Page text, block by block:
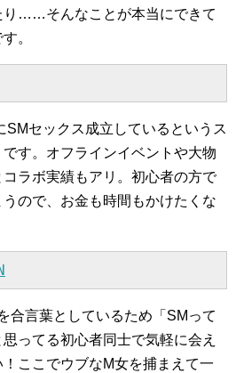
り……そんなことが本当にできて
。
SMセックス成立しているというス
す。オフラインイベントや大物
ラボ実績もアリ。初心者の方で
ので、お金も時間もかけたくな
合言葉としているため「SMって
ってる初心者同士で気軽に会え
ここでウブなM女を捕まえて一